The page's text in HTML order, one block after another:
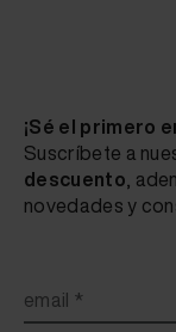
¡Sé el primero
Suscríbete a
descuento,
novedades y
email *